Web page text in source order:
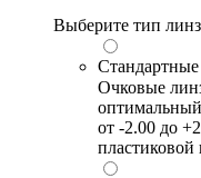
Выберите тип линз
Стандартные
Очковые
от -2.00 до
пластиковой